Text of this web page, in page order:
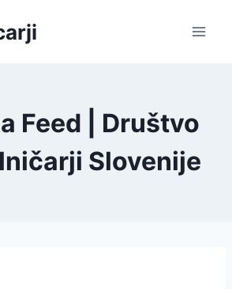
Feed | Društvo
Slovenije